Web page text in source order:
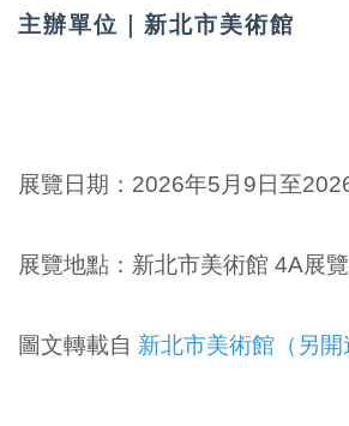
主辦單位｜ 新北市美術館
展覽日期：2026年5月9日至
展覽地點：新北市美術館 4A展
圖文轉載自 新北市美術館（另開